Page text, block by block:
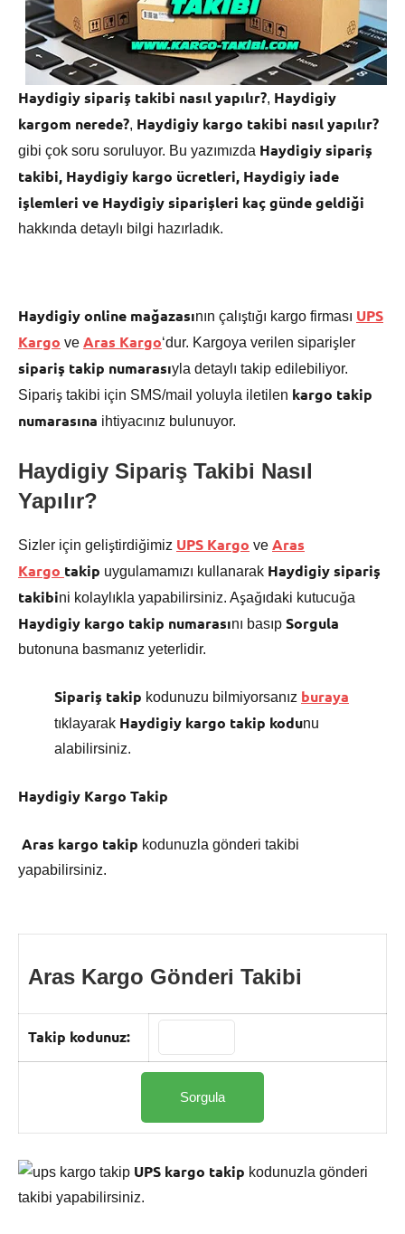
Haydigiy sipariş takibi nasıl yapılır?, Haydigiy
kargom nerede?, Haydigiy kargo takibi nasıl yapılır?
gibi çok soru soruluyor. Bu yazımızda Haydigiy sipariş
takibi, Haydigiy kargo ücretleri, Haydigiy iade
işlemleri ve Haydigiy siparişleri kaç günde geldiği
hakkında detaylı bilgi hazırladık.
Haydigiy online mağazasının çalıştığı kargo firması UPS
Kargo ve Aras Kargo‘dur. Kargoya verilen siparişler
sipariş takip numarasıyla detaylı takip edilebiliyor.
Sipariş takibi için SMS/mail yoluyla iletilen kargo takip
numarasına ihtiyacınız bulunuyor.
Haydigiy Sipariş Takibi Nasıl
Yapılır?
Sizler için geliştirdiğimiz UPS Kargo ve Aras
Kargo takip uygulamamızı kullanarak Haydigiysipariş
takibini kolaylıkla yapabilirsiniz. Aşağıdaki kutucuğa
Haydigiy kargo takip numarasını basıp Sorgula
butonuna basmanız yeterlidir.
Sipariş takip kodunuzu bilmiyorsanız buraya
tıklayarak Haydigiy kargo takip kodunu
alabilirsiniz.
Haydigiy Kargo Takip
Aras kargo takip kodunuzla gönderi takibi
yapabilirsiniz.
Aras Kargo Gönderi Takibi
Takip kodunuz:
UPS kargo takip kodunuzla gönderi
takibi yapabilirsiniz.